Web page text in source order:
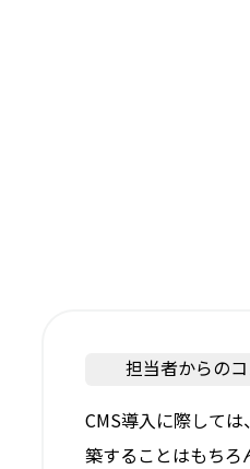
担当者からの
CMS導入に際して
築することはもち